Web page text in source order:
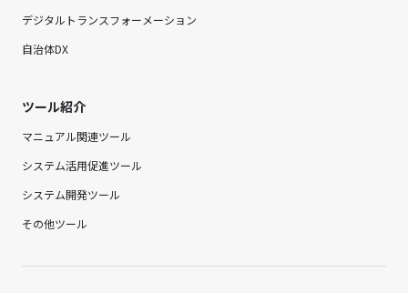
デジタルトランスフォーメーション
自治体DX
ツール紹介
マニュアル関連ツール
システム活用促進ツール
システム開発ツール
その他ツール